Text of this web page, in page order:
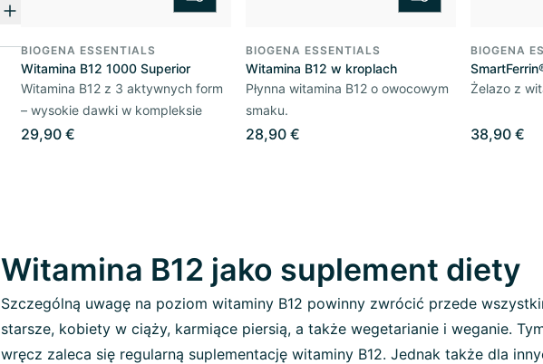
BIOGENA ESSENTIALS
Witamina B12 1000 Superior
Witamina B12 z 3 aktywnych form
– wysokie dawki w kompleksie
29,90 €
BIOGENA ESSENTIALS
Witamina B12 w kroplach
Płynna witamina B12 o owocowym
smaku.
28,90 €
BIOGENA
Żelazo z
38,90 €
Witamina B12 jako suplement diety
Szczególną uwagę na poziom witaminy B12 powinny zwrócić przede
starsze, kobiety w ciąży, karmiące piersią, a także wegetarianie i weganie.
wręcz zaleca się regularną suplementację witaminy B12. Jednak także dla